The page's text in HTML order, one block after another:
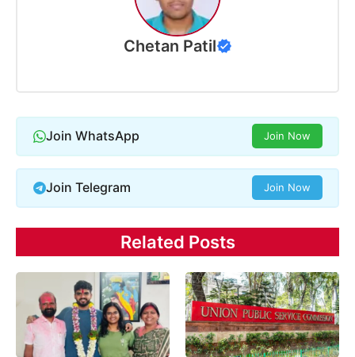
Chetan Patil
Join WhatsApp Join Now
Join Telegram Join Now
Related Posts